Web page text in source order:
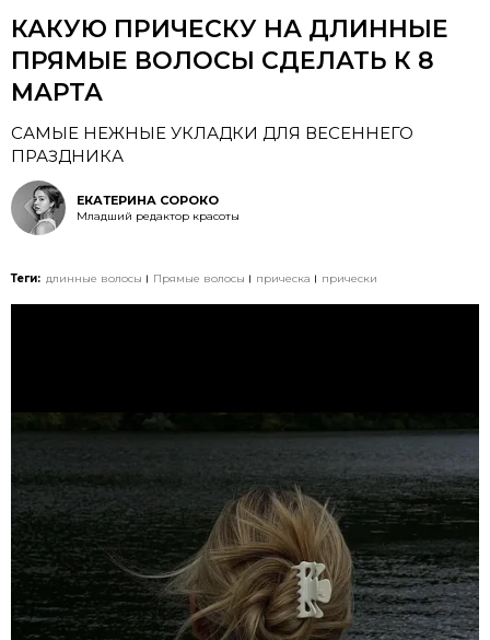
КАКУЮ ПРИЧЕСКУ НА ДЛИННЫЕ
ПРЯМЫЕ ВОЛОСЫ СДЕЛАТЬ К 8
МАРТА
САМЫЕ НЕЖНЫЕ УКЛАДКИ ДЛЯ ВЕСЕННЕГО
ПРАЗДНИКА
ЕКАТЕРИНА СОРОКО
Младший редактор красоты
Теги: длинные волосы Прямые волосы прическа прически